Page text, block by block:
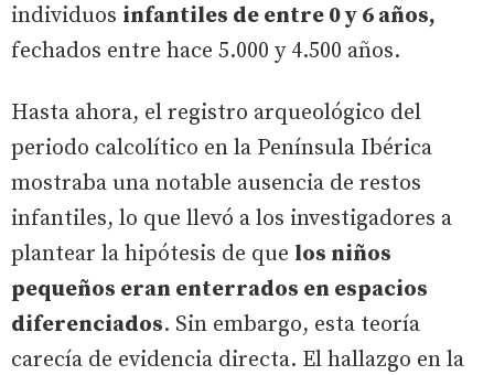
individuos infantiles de entre 0 y 6 años,
fechados entre hace 5.000 y 4.500 años.
Hasta ahora, el registro arqueológico del
periodo calcolítico en la Península Ibérica
mostraba una notable ausencia de restos
infantiles, lo que llevó a los investigadores a
plantear la hipótesis de que los niños
pequeños eran enterrados en espacios
diferenciados. Sin embargo, esta teoría
carecía de evidencia directa. El hallazgo en la